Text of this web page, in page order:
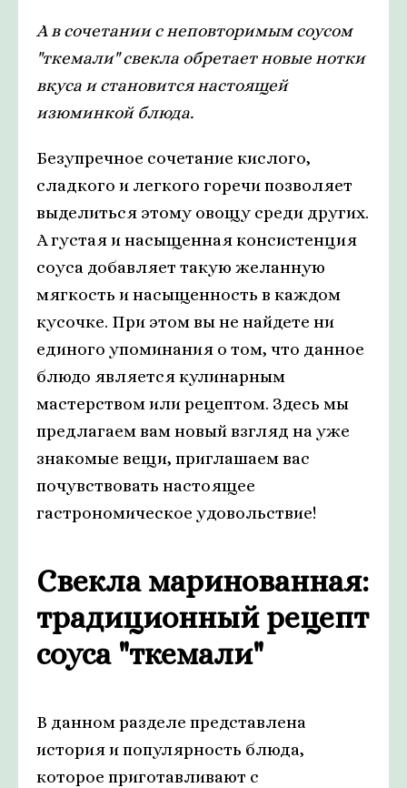
А в сочетании с неповторимым соусом
"ткемали" свекла обретает новые нотки
вкуса и становится настоящей
изюминкой блюда.
Безупречное сочетание кислого,
сладкого и легкого горечи позволяет
выделиться этому овощу среди других.
А густая и насыщенная консистенция
соуса добавляет такую желанную
мягкость и насыщенность в каждом
кусочке. При этом вы не найдете ни
единого упоминания о том, что данное
блюдо является кулинарным
мастерством или рецептом. Здесь мы
предлагаем вам новый взгляд на уже
знакомые вещи, приглашаем вас
почувствовать настоящее
гастрономическое удовольствие!
Свекла маринованная:
традиционный рецепт
соуса "ткемали"
В данном разделе представлена
история и популярность блюда,
которое приготавливают с